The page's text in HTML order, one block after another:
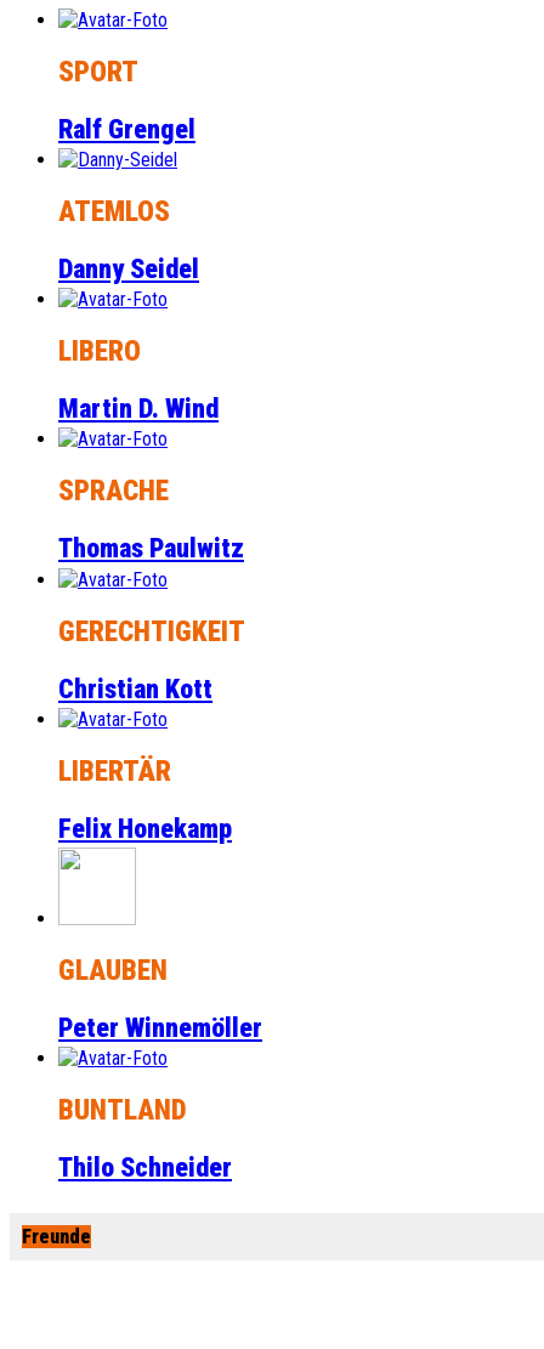
SPORT
Ralf Grengel
ATEMLOS
Danny Seidel
LIBERO
Martin D. Wind
SPRACHE
Thomas Paulwitz
GERECHTIGKEIT
Christian Kott
LIBERTÄR
Felix Honekamp
GLAUBEN
Peter Winnemöller
BUNTLAND
Thilo Schneider
Freunde